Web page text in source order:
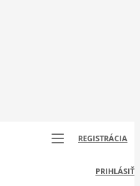
REGISTRÁCIA
PRIHLÁSIŤ